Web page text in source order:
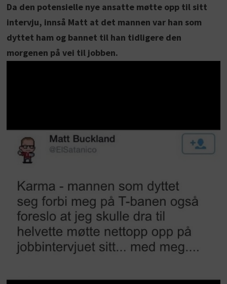
Da den potensielle nye ansatte møtte opp til sitt
intervju, innså Matt at det mannen var han som
dyttet ham og bannet til han tidligere den
morgenen på vei til jobben.